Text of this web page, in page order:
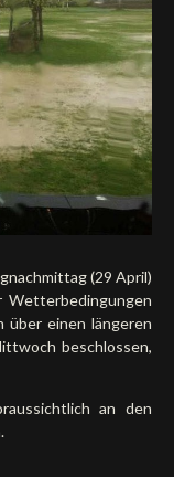
(29 April)
Wetterbedingungen
über einen längeren
beschlossen,
an den